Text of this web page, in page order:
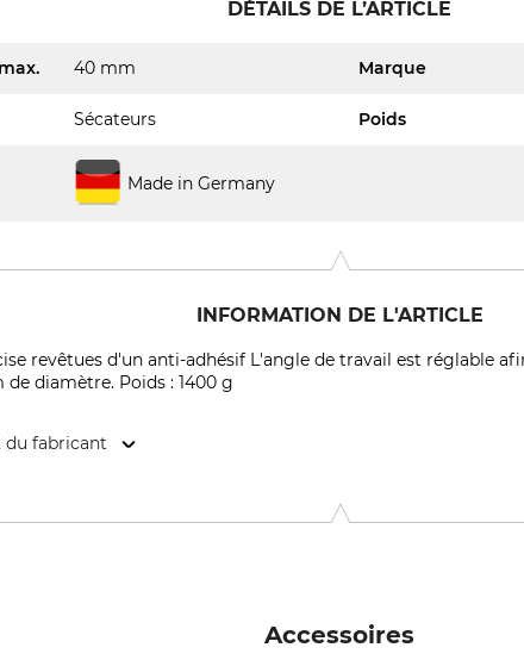
DÉTAILS DE L’ARTICLE
40 mm Marque
Sécateurs Poids
Made in Germany
INFORMATION DE L'ARTICLE
revêtues d'un anti-adhésif L'angle de travail est réglable
diamètre. Poids : 1400 g
fabricant
Accessoires